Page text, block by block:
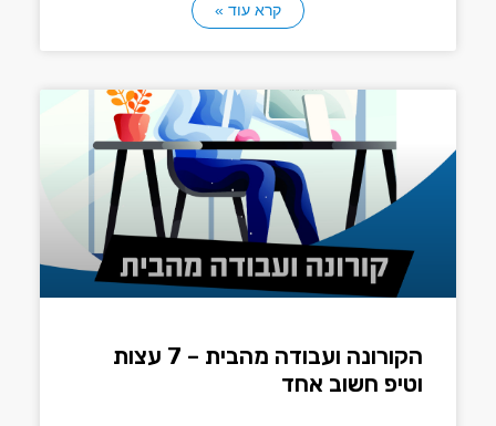
קרא עוד »
הקורונה ועבודה מהבית – 7 עצות
וטיפ חשוב אחד